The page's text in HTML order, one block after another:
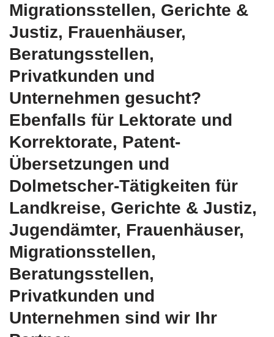
Migrationsstellen, Gerichte &
Justiz, Frauenhäuser,
Beratungsstellen,
Privatkunden und
Unternehmen gesucht?
Ebenfalls für Lektorate und
Korrektorate, Patent-
Übersetzungen und
Dolmetscher-Tätigkeiten für
Landkreise, Gerichte & Justiz,
Jugendämter, Frauenhäuser,
Migrationsstellen,
Beratungsstellen,
Privatkunden und
Unternehmen sind wir Ihr